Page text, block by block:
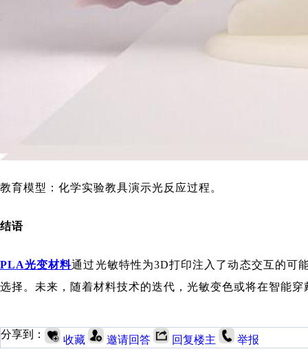
教育模型：化学实验教具演示光反应过程。
结语
PLA光变材料通过光敏特性为3D打印注入了动态交互的可
选择。未来，随着材料技术的迭代，光敏变色或将在智能
分享到： 收藏 邀请回答 回复楼主 举报